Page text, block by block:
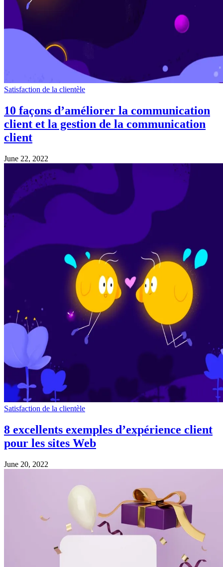
Satisfaction de la clientèle
10 façons d’améliorer la communication
client et la gestion de la communication
client
June 22, 2022
Satisfaction de la clientèle
8 excellents exemples d’expérience client
pour les sites Web
June 20, 2022